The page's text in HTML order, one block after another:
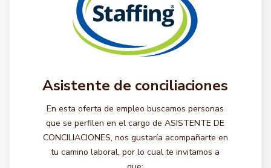
Asistente de conciliaciones
En esta oferta de empleo buscamos personas
que se perfilen en el cargo de ASISTENTE DE
CONCILIACIONES, nos gustaría acompañarte en
tu camino laboral, por lo cual te invitamos a